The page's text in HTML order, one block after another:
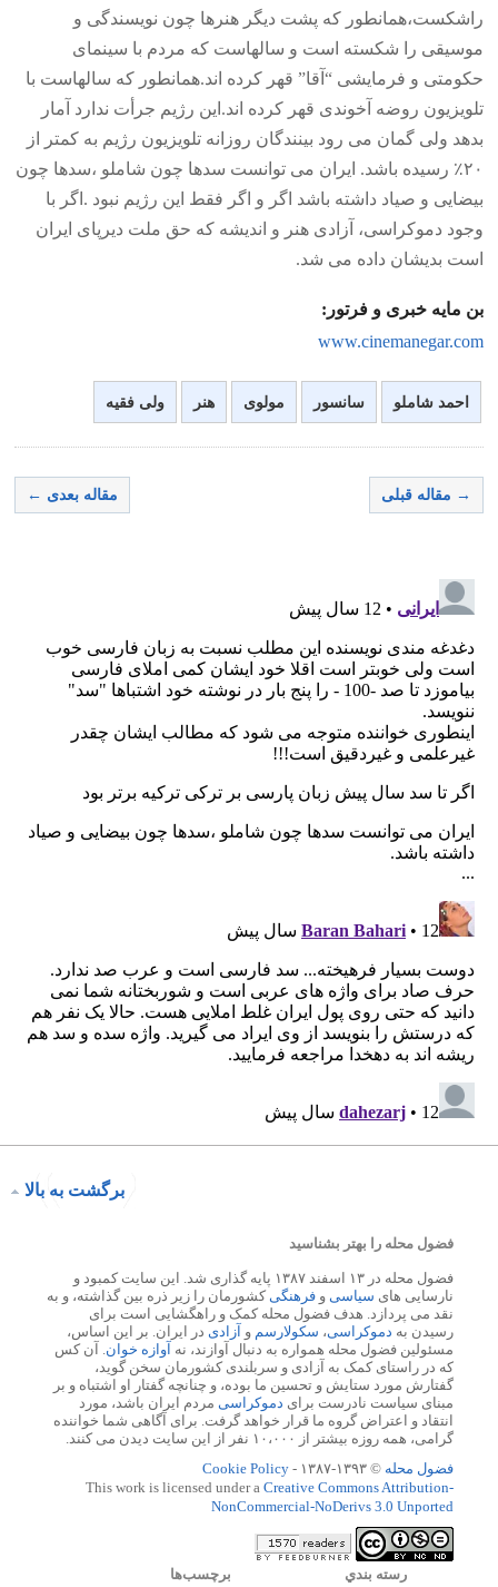
راشکست،همانطور که پشت دیگر هنرها چون نویسندگی و
موسیقی را شکسته است و سالهاست که مردم با سینمای
حکومتی و فرمایشی “آقا” قهر کرده اند.همانطور که سالهاست با
تلویزیون روضه آخوندی قهر کرده اند.این رژیم جرأت ندارد آمار
بدهد ولی گمان می رود بینندگان روزانه تلویزیون رژیم به کمتر از
۲۰٪ رسیده باشد. ایران می توانست سدها چون شاملو ،سدها چون
بیضایی و صیاد داشته باشد اگر و اگر فقط این رژیم نبود .اگر با
وجود دموکراسی، آزادی هنر و اندیشه که حق ملت دیرپای ایران
است بدیشان داده می شد.
بن مایه خبری و فرتور:
www.cinemanegar.com
احمد شاملو سانسور مولوی هنر ولی فقیه
→ مقاله قبلی مقاله بعدی ←
برگشت به بالا
فضول محله را بهتر بشناسید
فضول محله در ۱۳ اسفند ۱۳۸۷ پایه گذاری شد. این سایت کمبود و
نارسایی های سیاسی و فرهنگیکشورمان را زیر ذره بین گذاشته، و به
نقد می پردازد. هدف فضول محله کمک و راهگشایی است برای
رسیدن به دموکراسی، سکولارسم و آزادی در ایران. بر این اساس،
مسئولین فضول محله همواره به دنبال آوازند، نه آوازه خوان. آن کس
که در راستای کمک به آزادی و سربلندی کشورمان سخن گوید،
گفتارش مورد ستایش و تحسین ما بوده، و چنانچه گفتار او اشتباه و بر
مبنای سیاست نادرست برای دموکراسی مردم ایران باشد، مورد
انتقاد و اعتراض گروه ما قرار خواهد گرفت. برای آگاهی شما خواننده
گرامی، همه روزه بیشتر از ۱۰،۰۰۰ نفر از این سایت دیدن می کنند.
فضول محله © ۱۳۹۳-۱۳۸۷ -
Cookie Policy
This work is licensed under a Creative Commons Attribution-
NonCommercial-NoDerivs 3.0 Unported
رسته بندي برچسب‌ها